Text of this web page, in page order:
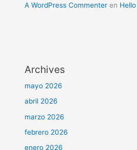
A WordPress Commenter en
Archives
mayo 2026
abril 2026
marzo 2026
febrero 2026
enero 2026